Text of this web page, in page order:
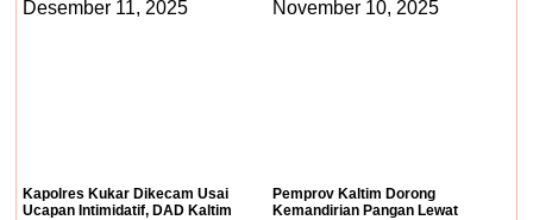
Desember 11, 2025 November 10, 2025
Kapolres Kukar Dikecam Usai
Ucapan Intimidatif, DAD Kaltim
Pemprov Kaltim Dorong
Kemandirian Pangan Lewat